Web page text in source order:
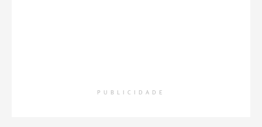
PUBLICIDADE